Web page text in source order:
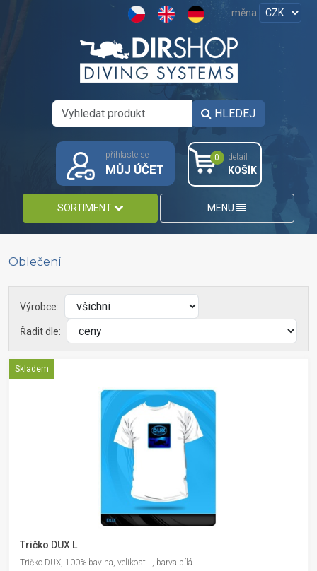
měna
HLEDEJ
přihlaste se
MŮJ ÚČET
0 detail
KOŠÍK
SORTIMENT MENU
Oblečení
Výrobce:
Řadit dle:
Skladem
Tričko DUX L
Tričko DUX, 100% bavlna, velikost L, barva bílá